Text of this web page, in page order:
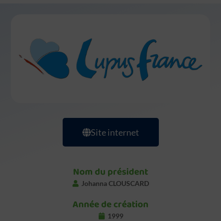
Site internet
Nom du président
Johanna CLOUSCARD
Année de création
1999